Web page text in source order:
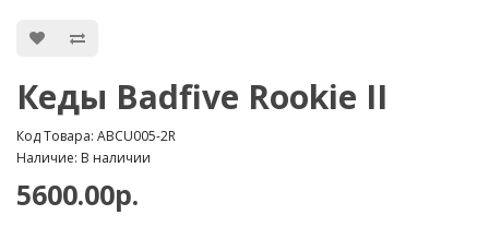
Кеды Badfive Rookie II
Код Товара: ABCU005-2R
Наличие: В наличии
5600.00р.